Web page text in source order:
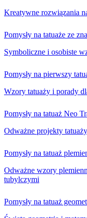
Kreatywne rozwiązania
Pomysły na tatuaże ze
Symboliczne i osobiste
Pomysły na pierwszy
Wzory tatuaży i porady
Pomysły na tatuaż Neo
Odważne projekty
Pomysły na tatuaż
Odważne wzory
tubylczymi
Pomysły na tatuaż